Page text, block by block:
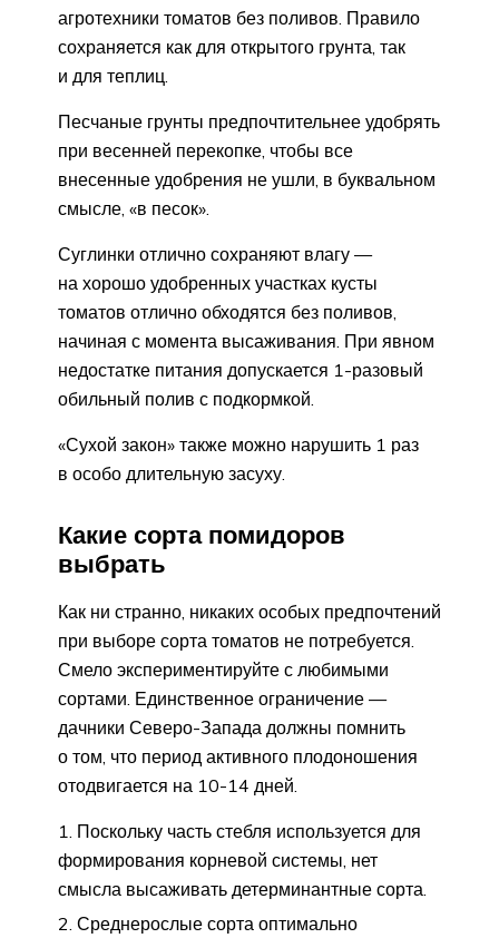
агротехники томатов без поливов. Правило
сохраняется как для открытого грунта, так
и для теплиц.
Песчаные грунты предпочтительнее удобрять
при весенней перекопке, чтобы все
внесенные удобрения не ушли, в буквальном
смысле, «в песок».
Суглинки отлично сохраняют влагу —
на хорошо удобренных участках кусты
томатов отлично обходятся без поливов,
начиная с момента высаживания. При явном
недостатке питания допускается 1-разовый
обильный полив с подкормкой.
«Сухой закон» также можно нарушить 1 раз
в особо длительную засуху.
Какие сорта помидоров
выбрать
Как ни странно, никаких особых предпочтений
при выборе сорта томатов не потребуется.
Смело экспериментируйте с любимыми
сортами. Единственное ограничение —
дачники Северо-Запада должны помнить
о том, что период активного плодоношения
отодвигается на 10-14 дней.
Поскольку часть стебля используется для
формирования корневой системы, нет
смысла высаживать детерминантные сорта.
Среднерослые сорта оптимально